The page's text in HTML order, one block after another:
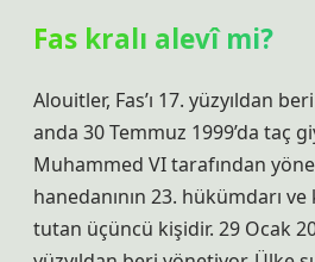
Fas kralı alevî mi?
Alouitler, Fas’ı 17. yüzyıldan
anda 30 Temmuz 1999’da taç
Muhammed VI tarafından
hanedanının 23. hükümdarı
tutan üçüncü kişidir. 29 Ocak